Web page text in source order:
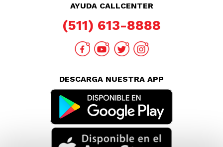
AYUDA CALLCENTER
(511) 613-8888
DESCARGA NUESTRA APP